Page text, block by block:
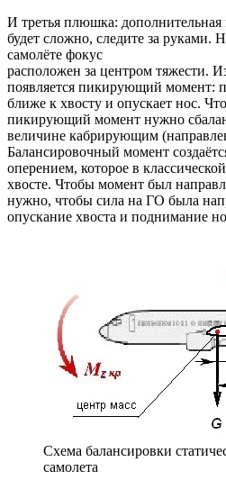
И третья плюшка: дополнительная
будет сложно, следите за руками.
самолёте фокус
расположен за центром тяжести.
появляется пикирующий момент:
ближе к хвосту и опускает нос.
пикирующий момент нужно
величине кабрирующим
Балансировочный момент
оперением, которое в
хвосте. Чтобы момент был
нужно, чтобы сила на ГО была
опускание хвоста и поднимание
Схема балансировки
самолета